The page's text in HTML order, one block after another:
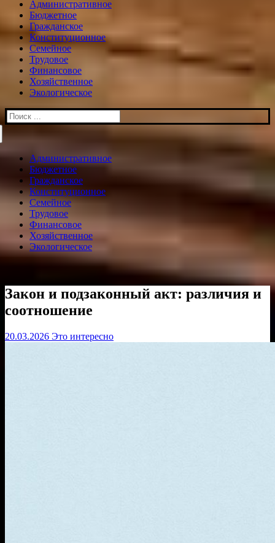
Административное
Бюджетное
Гражданское
Конституционное
Семейное
Трудовое
Финансовое
Хозяйственное
Экологическое
Искать:
Административное
Бюджетное
Гражданское
Конституционное
Семейное
Трудовое
Финансовое
Хозяйственное
Экологическое
Закон и подзаконный акт: различия и
соотношение
20.03.2026 Это интересно